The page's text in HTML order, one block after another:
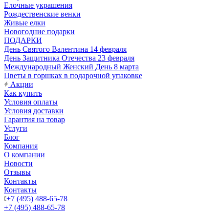
Елочные украшения
Рождественские венки
Живые елки
Новогодние подарки
ПОДАРКИ
День Святого Валентина 14 февраля
День Защитника Отечества 23 февраля
Международный Женский День 8 марта
Цветы в горшках в подарочной упаковке
Акции
Как купить
Условия оплаты
Условия доставки
Гарантия на товар
Услуги
Блог
Компания
О компании
Новости
Отзывы
Контакты
Контакты
+7 (495) 488-65-78
+7 (495) 488-65-78